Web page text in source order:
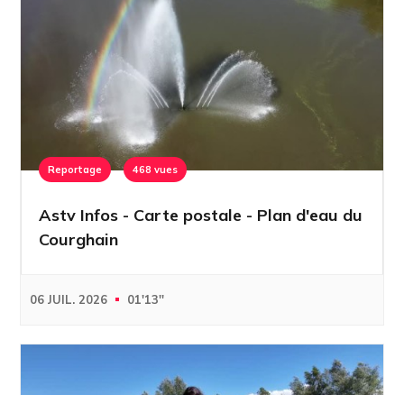
Reportage 468 vues
Astv Infos - Carte postale - Plan d'eau du
Courghain
06 JUIL. 2026 01'13''